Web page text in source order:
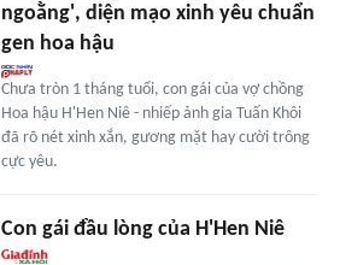
ngoằng', diện mạo xinh yêu chuẩn
gen hoa hậu
Chưa tròn 1 tháng tuổi, con gái của vợ chồng
Hoa hậu H'Hen Niê - nhiếp ảnh gia Tuấn Khôi
đã rõ nét xinh xắn, gương mặt hay cười trông
cực yêu.
Con gái đầu lòng của H'Hen Niê